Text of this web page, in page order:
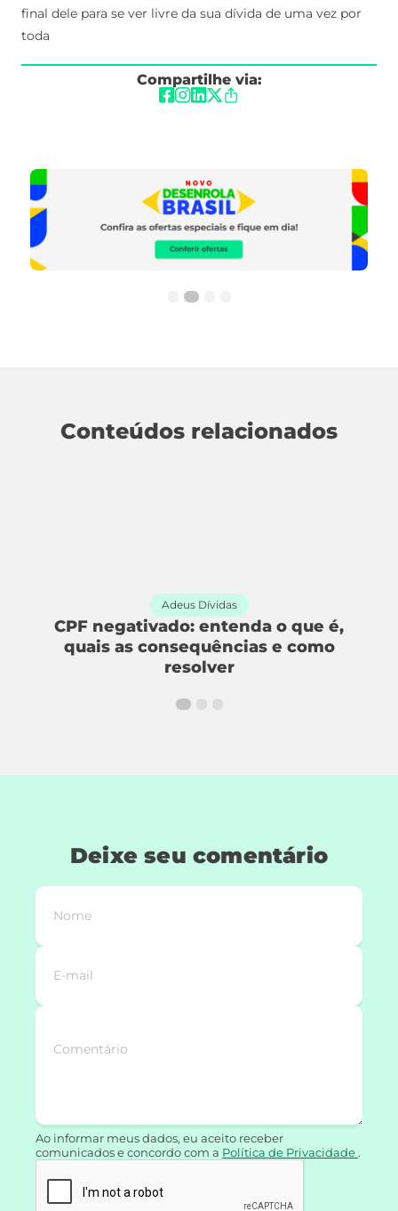
final dele para se ver livre da sua dívida de uma vez por
toda
Compartilhe via:
Conteúdos relacionados
Adeus Dívidas
CPF negativado: entenda o que é,
quais as consequências e como
resolver
Deixe seu comentário
Ao informar meus dados, eu aceito receber
comunicados e concordo com a Política de Privacidade .